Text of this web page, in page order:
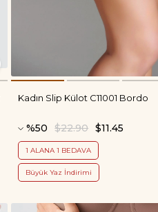
Kadın Slip Külot C11001 Bordo
%50 $11.45
$22.90
1 ALANA 1 BEDAVA
Büyük Yaz İndirimi